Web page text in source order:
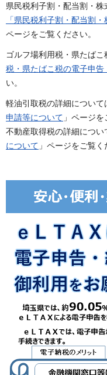
県民税利子割・配当割・株
「県民税利子割・配当割
ページをご覧ください。
ゴルフ場利用税・県たばこ
税・県たばこ税の電子申告
い。
軽油引取税の詳細について
申請等について 」ページを
不動産取得税の詳細につい
について 」ページをご覧く